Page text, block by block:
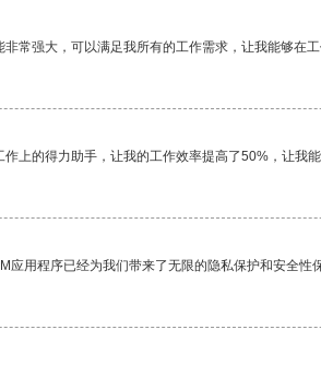
常强大，可以满足我所有的工作需求，让我能够在工
上的得力助手，让我的工作效率提高了50%，让我能
应用程序已经为我们带来了无限的隐私保护和安全性保